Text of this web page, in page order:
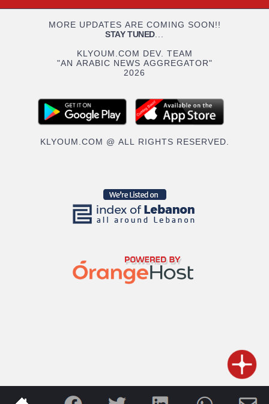
MORE UPDATES ARE COMING SOON!!
STAY TUNED...
KLYOUM.COM DEV. TEAM
"AN ARABIC NEWS AGGREGATOR"
2026
KLYOUM.COM @ ALL RIGHTS RESERVED.